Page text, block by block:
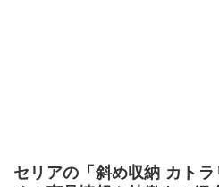
セリアの「斜め収納 カト